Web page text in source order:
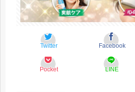
Twitter Facebook
Pocket LINE